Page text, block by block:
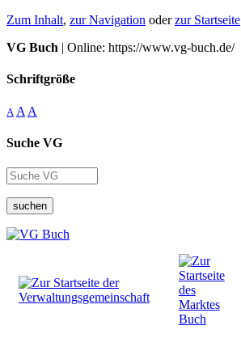
Zum Inhalt, zur Navigation oderzur Startseite
VG Buch | Online: https://www.vg-buch.de/
Schriftgröße
A A A
Suche VG
suchen